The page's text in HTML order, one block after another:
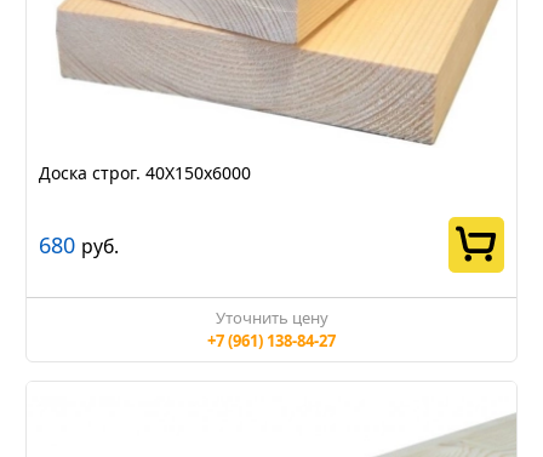
Доска строг. 40Х150х6000
680 руб.
Уточнить цену
+7 (961) 138-84-27